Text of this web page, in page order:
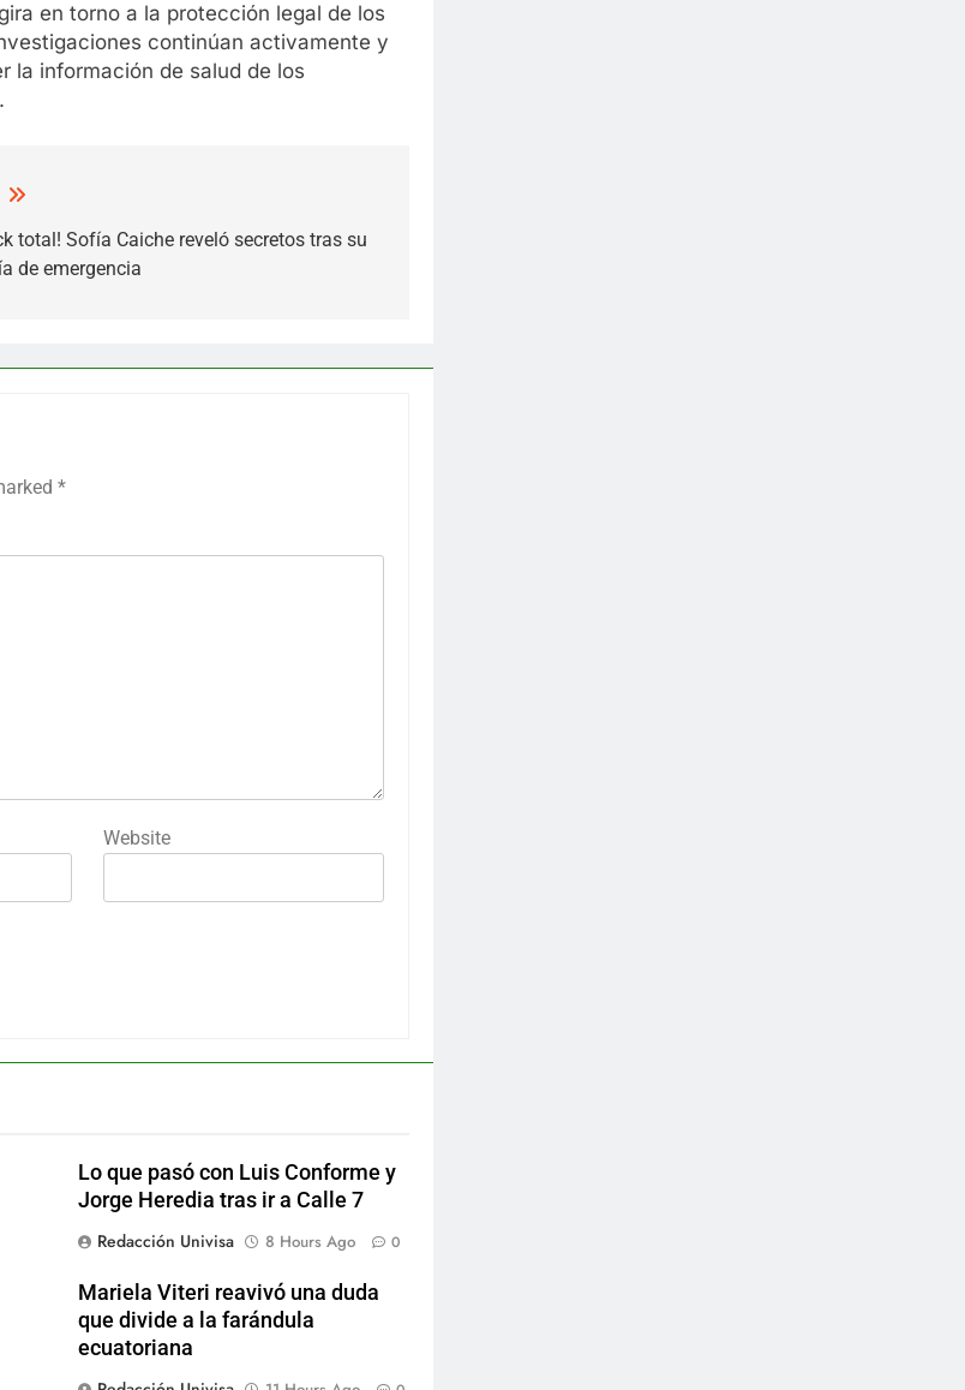
en torno a la protección legal de los
continúan activamente y
la información de salud de los
total! Sofía Caiche reveló secretos tras su
de emergencia
*
Website
Lo que pasó con Luis Conforme y
Jorge Heredia tras ir a Calle 7
Redacción Univisa
8 Hours Ago 0
Mariela Viteri reavivó una duda
que divide a la farándula
ecuatoriana